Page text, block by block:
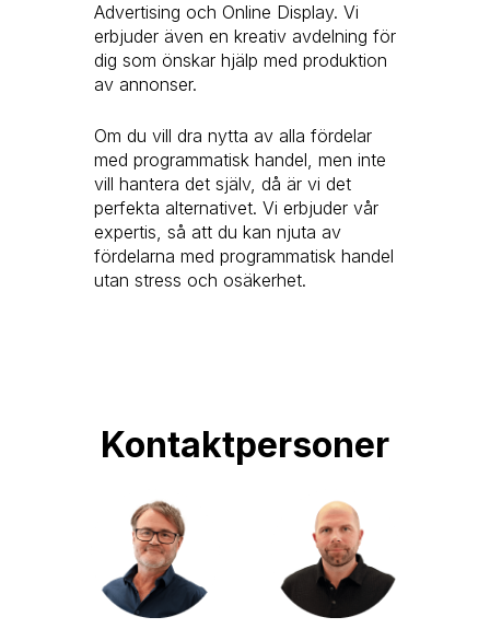
Advertising och Online Display. Vi
erbjuder även en kreativ avdelning för
dig som önskar hjälp med produktion
av annonser.
Om du vill dra nytta av alla fördelar
med programmatisk handel, men inte
vill hantera det själv, då är vi det
perfekta alternativet. Vi erbjuder vår
expertis, så att du kan njuta av
fördelarna med programmatisk handel
utan stress och osäkerhet.
Kontaktpersoner